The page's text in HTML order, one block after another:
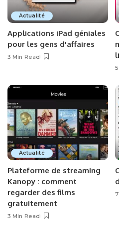
Actualité
Applications iPad géniales
pour les gens d'affaires
3 Min Read
Actualité
Plateforme de streaming
Kanopy : comment
regarder des films
gratuitement
3 Min Read